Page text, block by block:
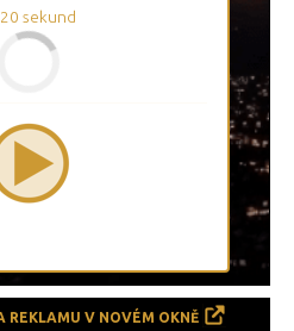
19 sekund
REKLAMU V NOVÉM OKNĚ